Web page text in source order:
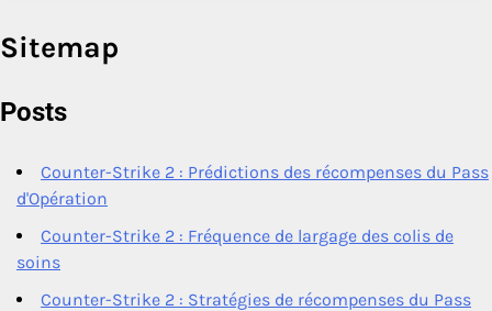
Sitemap
Posts
Counter-Strike 2 : Prédictions des récompenses du Pass
d'Opération
Counter-Strike 2 : Fréquence de largage des colis de
soins
Counter-Strike 2 : Stratégies de récompenses du Pass